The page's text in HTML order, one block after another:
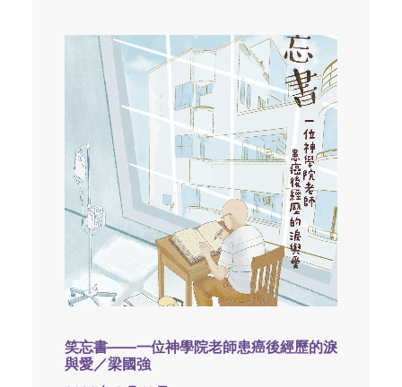
笑忘書——一位神學院老師患癌後經歷的淚
與愛／梁國強